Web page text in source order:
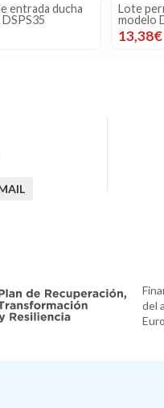
entrada ducha
Lote
modelo
13,38€
del